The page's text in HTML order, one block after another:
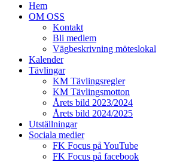
Hem
OM OSS
Kontakt
Bli medlem
Vägbeskrivning möteslokal
Kalender
Tävlingar
KM Tävlingsregler
KM Tävlingsmotton
Årets bild 2023/2024
Årets bild 2024/2025
Utställningar
Sociala medier
FK Focus på YouTube
FK Focus på facebook